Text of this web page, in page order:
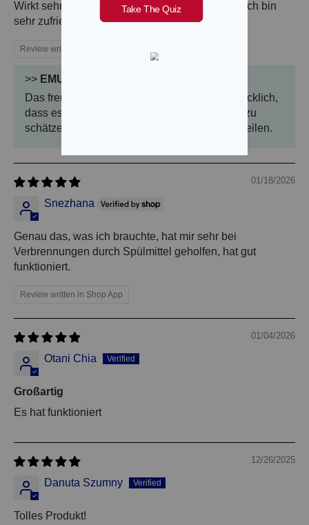
Wirkt sehr gut bei dem Ekzem meines Sohnes. Ich bin
sehr zufrieden damit.
Review written in Shop App
>> EMUAID®
Das freut uns sehr zu hören. Wir sind sehr glücklich,
dass es Ihrem Sohn hilft, und wissen es sehr zu
schätzen, dass Sie Ihre Erfahrungen mit uns teilen.
01/18/2026
Snezhana
Genau das, was ich brauchte, hat mir sehr bei
Verbrennungen durch Spülmittel geholfen, hat gut
funktioniert.
Review written in Shop App
01/04/2026
Otani Chia
Großartig
Es hat funktioniert
12/26/2025
Danuta Szumny
Tolles Produkt!